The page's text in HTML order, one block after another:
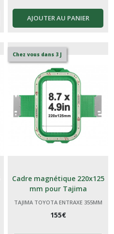
AJOUTER AU PANIER
Chez vous dans 3 J
Cadre magnétique 220x125
mm pour Tajima
TAJIMA TOYOTA ENTRAXE 355MM
155€